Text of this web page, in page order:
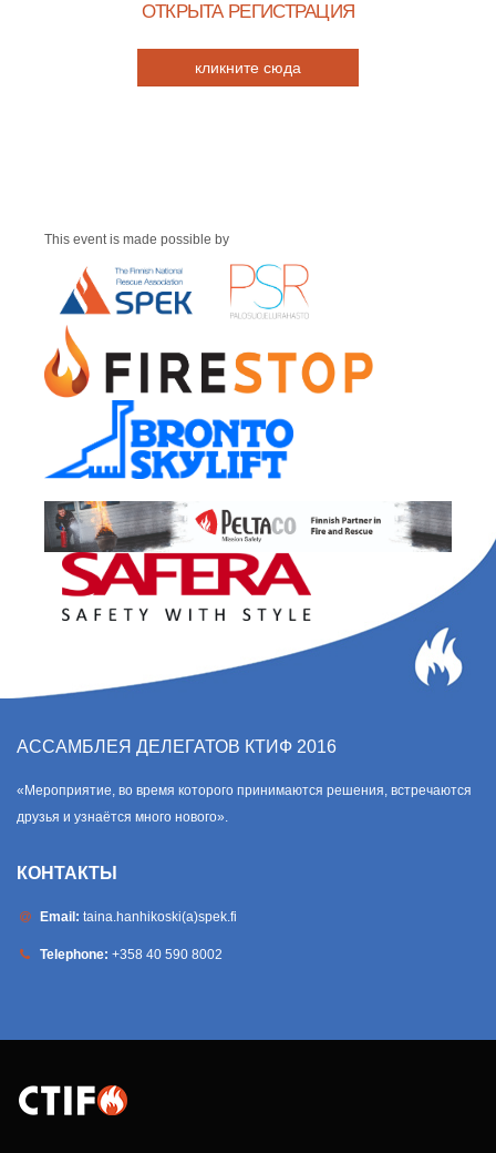
ОТКРЫТА РЕГИСТРАЦИЯ
кликните сюда
This event is made possible by
АССАМБЛЕЯ ДЕЛЕГАТОВ КТИФ 2016
«Мероприятие, во время которого принимаются решения, встречаются
друзья и узнаётся много нового».
КОНТАКТЫ
Email: taina.hanhikoski(a)spek.fi
Telephone: +358 40 590 8002